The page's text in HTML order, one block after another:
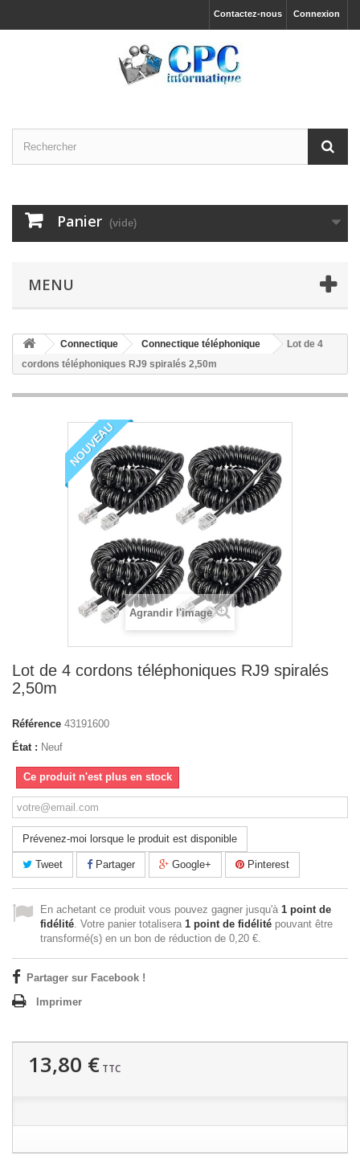
Connexion
Contactez-nous
Panier (vide)
MENU
Connectique Connectique téléphonique
Lot de 4
cordons téléphoniques RJ9 spiralés 2,50m
NOUVEAU
Agrandir l'image
Lot de 4 cordons téléphoniques RJ9 spiralés
2,50m
Référence 43191600
État : Neuf
Ce produit n'est plus en stock
Prévenez-moi lorsque le produit est disponible
Tweet Partager Google+ Pinterest
En achetant ce produit vous pouvez gagner jusqu'à 1 point de
fidélité. Votre panier totalisera 1 point de fidélité pouvant être
transformé(s) en un bon de réduction de 0,20 €.
Partager sur Facebook !
Imprimer
13,80 € TTC